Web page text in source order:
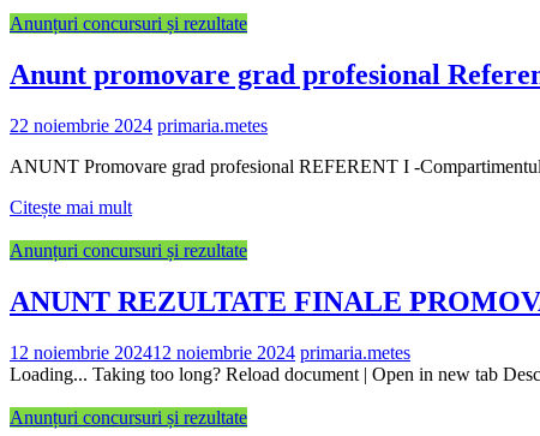
Anunțuri concursuri și rezultate
Anunt promovare grad profesional
22 noiembrie 2024 primaria.metes
ANUNT Promovare grad profesional REFERENT I -
Citește mai mult
Anunțuri concursuri și rezultate
ANUNT REZULTATE FINALE
12 noiembrie 202412 noiembrie 2024 primaria.metes
Loading... Taking too long? Reload document | Open in new tab
Anunțuri concursuri și rezultate